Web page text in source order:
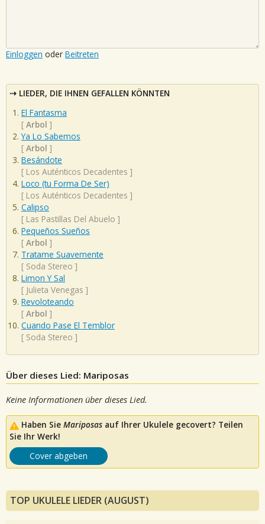
Einloggen oder Beitreten
LIEDER, DIE IHNEN GEFALLEN KÖNNTEN
El Fantasma
[ Arbol ]
Ya Lo Sabemos
[ Arbol ]
Besándote
[ Los Auténticos Decadentes ]
Loco (tu Forma De Ser)
[ Los Auténticos Decadentes ]
Calipso
[ Las Pastillas Del Abuelo ]
Pequeños Sueños
[ Arbol ]
Tratame Suavemente
[ Soda Stereo ]
Limon Y Sal
[ Julieta Venegas ]
Revoloteando
[ Arbol ]
Cuando Pase El Temblor
[ Soda Stereo ]
Über dieses Lied: Mariposas
Keine Informationen über dieses Lied.
Haben Sie Mariposas auf Ihrer Ukulele gecovert? Teilen
Sie Ihr Werk!
Cover abgeben
TOP UKULELE LIEDER (AUGUST)